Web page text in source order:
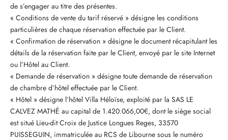
de s’engager au titre des présentes.
« Conditions de vente du tarif réservé » désigne les conditions
particulières de chaque réservation effectuée par le Client.
« Confirmation de réservation » désigne le document récapitulant les
détails de la réservation faite par le Client, envoyé par le site Internet
ou l’Hôtel au Client.
« Demande de réservation » désigne toute demande de réservation
de chambre d’hôtel effectuée par le Client.
« Hôtel » désigne l’hôtel Villa Héloïse, exploité par la SAS LE
CALVEZ MATHÉ au capital de 1.420.066,00€, dont le siège social
est situé Lieu-dit Croix de Justice Longues Reges, 33570
PUISSEGUIN, immatriculée au RCS de Libourne sous le numéro